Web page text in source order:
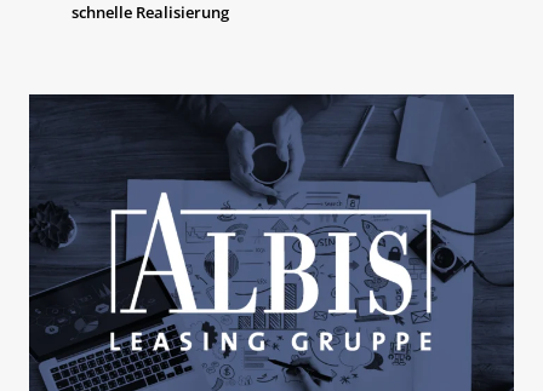
schnelle Realisierung